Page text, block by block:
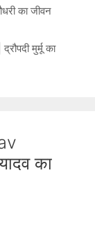
का जीवन
मुर्मू का
का